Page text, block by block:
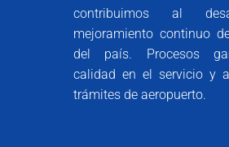
contribuimos al
mejoramiento continuo
del país. Procesos
calidad en el servicio y
trámites de aeropuerto.